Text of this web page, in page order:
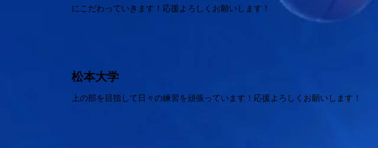
にこだわっていきます！応援よろしくお願いします！
松本大学
上の部を目指して日々の練習を頑張っています！応援よろしくお願いします！